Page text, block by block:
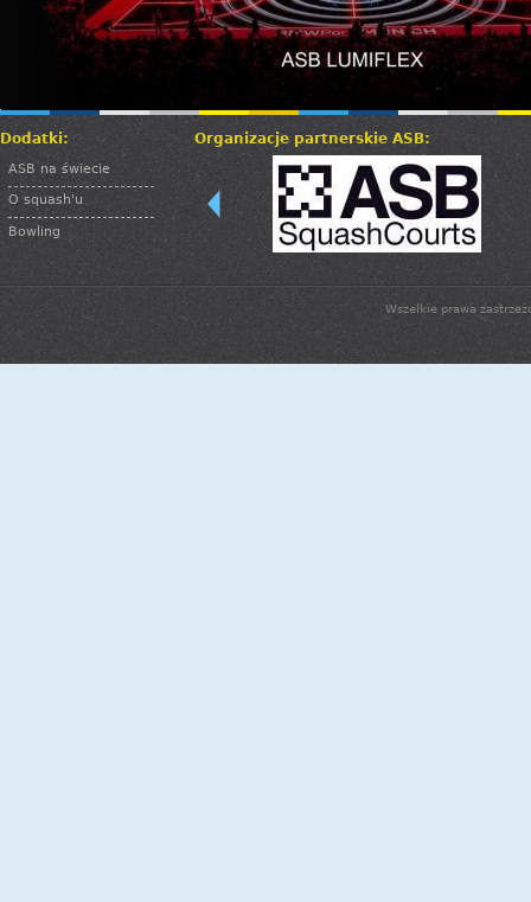
Dodatki:
ASB na świecie
O squash'u
Bowling
Organizacje partnerskie ASB:
Wszelkie prawa